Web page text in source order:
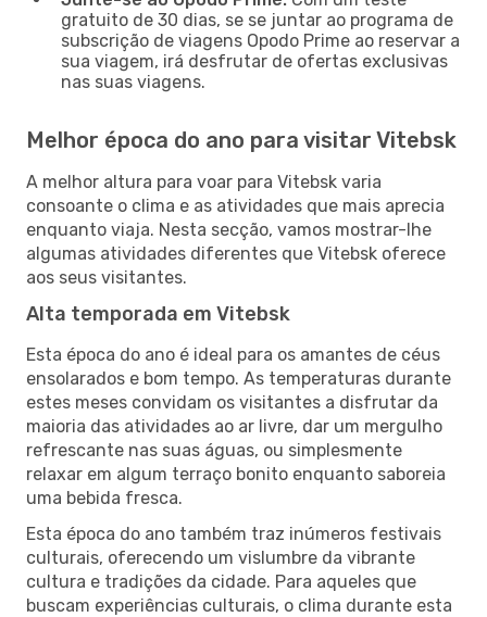
gratuito de 30 dias, se se juntar ao programa de
subscrição de viagens Opodo Prime ao reservar a
sua viagem, irá desfrutar de ofertas exclusivas
nas suas viagens.
Melhor época do ano para visitar Vitebsk
A melhor altura para voar para Vitebsk varia
consoante o clima e as atividades que mais aprecia
enquanto viaja. Nesta secção, vamos mostrar-lhe
algumas atividades diferentes que Vitebsk oferece
aos seus visitantes.
Alta temporada em Vitebsk
Esta época do ano é ideal para os amantes de céus
ensolarados e bom tempo. As temperaturas durante
estes meses convidam os visitantes a disfrutar da
maioria das atividades ao ar livre, dar um mergulho
refrescante nas suas águas, ou simplesmente
relaxar em algum terraço bonito enquanto saboreia
uma bebida fresca.
Esta época do ano também traz inúmeros festivais
culturais, oferecendo um vislumbre da vibrante
cultura e tradições da cidade. Para aqueles que
buscam experiências culturais, o clima durante esta